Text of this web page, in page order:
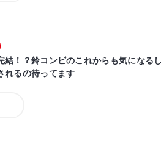
結！？鈴コンビのこれからも気になる
れるの待ってます